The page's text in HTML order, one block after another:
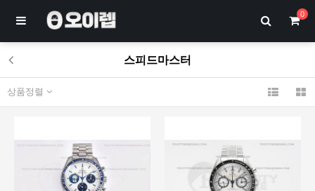
0
스피드마스터
상품정렬